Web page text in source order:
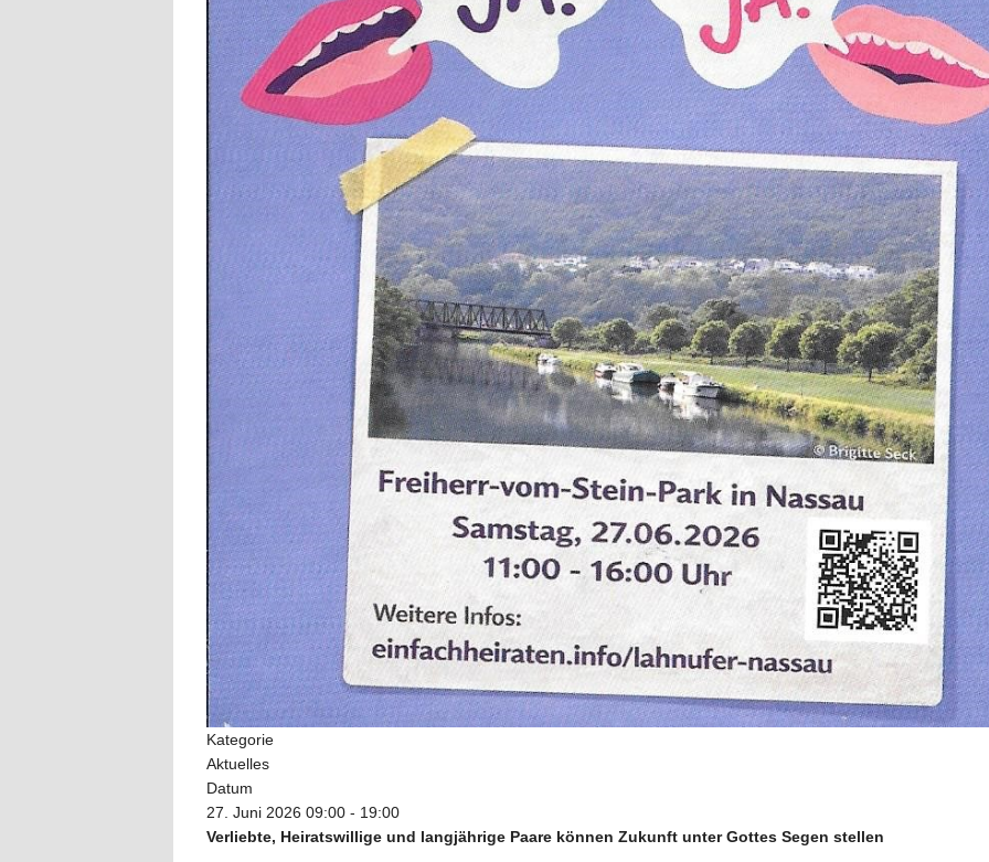
Kategorie
Aktuelles
Datum
27. Juni 2026 09:00 - 19:00
Verliebte, Heiratswillige und langjährige Paare können Zukunft unter Gottes Segen stellen